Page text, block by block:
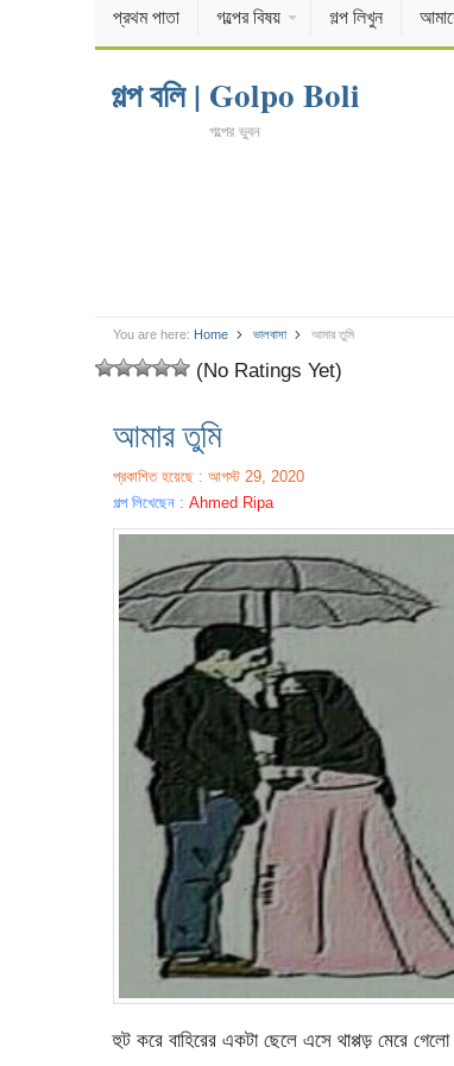
প্রথম পাতা গল্পের বিষয় গল্প লিখুন
গল্প বলি | Golpo Boli
গল্পের ভুবন
You are here: Home ভালবাসা আমার তুমি
(No Ratings Yet)
আমার তুমি
প্রকাশিত হয়েছে : আগস্ট 29, 2020
গল্প লিখেছেন : Ahmed Ripa
হুট করে বাহিরের একটা ছেলে এসে থাপ্পড় মেরে